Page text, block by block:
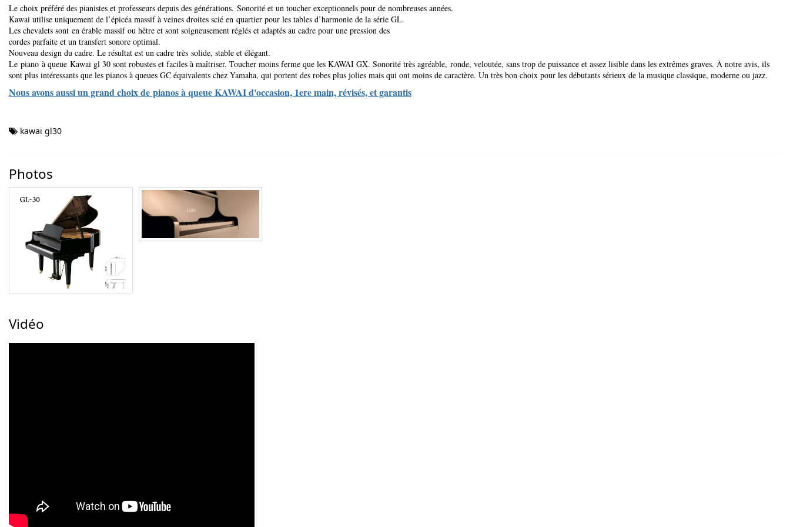
Le choix préféré des pianistes et professeurs depuis des générations. Sonorité et un toucher exceptionnels pour de nombreuses années.
Kawai utilise uniquement de l’épicéa massif à veines droites scié en quartier pour les tables d’harmonie de la série GL.
Les chevalets sont en érable massif ou hêtre et sont soigneusement réglés et adaptés au cadre pour une pression des
cordes parfaite et un transfert sonore optimal.
Nouveau design du cadre. Le résultat est un cadre très solide, stable et élégant.
Le piano à queue Kawai gl 30 sont robustes et faciles à maîtriser. Toucher moins ferme que les KAWAI GX. Sonorité très agréable, ronde, veloutée, sans trop de puissance et assez lisible dans les extrêmes graves. À notre avis, ils
sont plus intéressants que les pianos à queues GC équivalents chez Yamaha, qui portent des robes plus jolies mais qui ont moins de caractère. Un très bon choix pour les débutants sérieux de la musique classique, moderne ou jazz.
Nous avons aussi un grand choix de pianos à queue KAWAI d'occasion, 1ere main, révisés, et garantis
kawai gl30
Photos
Vidéo